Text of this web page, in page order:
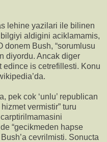
lehine yazilari ile bilinen
aldigini aciklamamis,
donem Bush, “sorumlusu
diyordu. Ancak diger
edince is cetrefillesti. Konu
pek cok ‘unlu’ republican
vermistir” turu
“gecikmeden hapse
cevrilmisti. Sonucta